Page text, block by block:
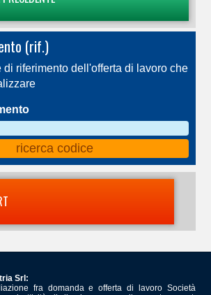
(rif.)
di riferimento dell'offerta di lavoro che
Srl:
fra domanda e offerta di lavoro Società